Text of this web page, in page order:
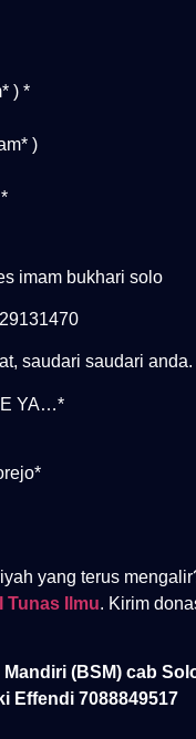
) *
)
imam bukhari solo
saudari saudari
YA…*
yang terus
Tunas Ilmu. Kirim
(BSM) cab
Effendi 7088849517